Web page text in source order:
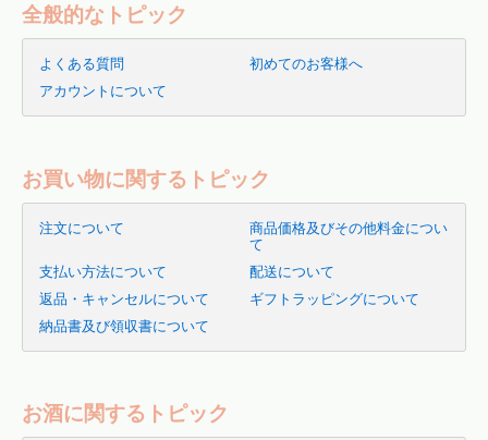
全般的なトピック
よくある質問
初めてのお客様へ
アカウントについて
お買い物に関するトピック
注文について
商品価格及びその他料金につい
て
支払い方法について
配送について
返品・キャンセルについて
ギフトラッピングについて
納品書及び領収書について
お酒に関するトピック